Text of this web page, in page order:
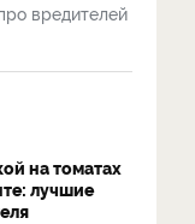
вредителей
на томатах
лучшие